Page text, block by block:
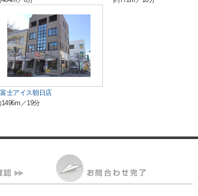
富士アイス朝日店
／19分